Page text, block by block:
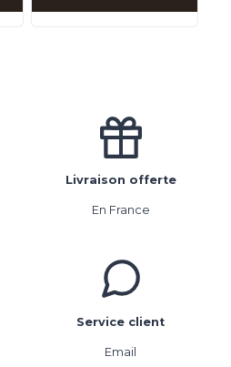
Livraison offerte
En France
Service client
Email